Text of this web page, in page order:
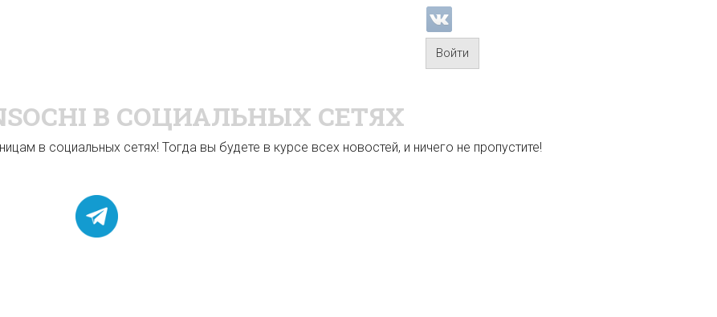
Войти
В СОЦИАЛЬНЫХ СЕТЯХ
в социальных сетях! Тогда вы будете в курсе всех новостей, и ничего не пропустите!